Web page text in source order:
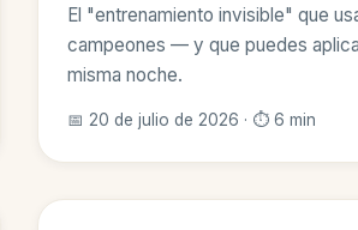
El "entrenamiento invisible" que
campeones — y que puedes
misma noche.
📅 20 de julio de 2026 · ⏱️ 6 min